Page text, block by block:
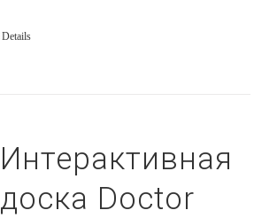
Details
Интерактивная
доска Doctor